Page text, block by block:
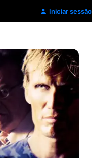
Iniciar sessão